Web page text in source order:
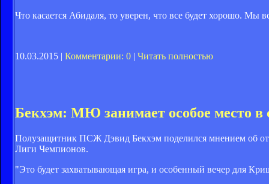
Что касается Абидаля, то уверен, что все будет хорошо. Мы
10.03.2015 | Комментарии: 0 Читать полностью
Бекхэм: МЮ занимает особое место в
Полузащитник ПСЖ Дэвид Бекхэм поделился мнением об
Лиги Чемпионов.
"Это будет захватывающая игра, и особенный вечер для